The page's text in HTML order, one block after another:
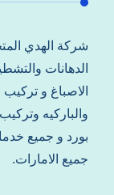
شركة الهدي
الدهانات
الاصباغ و
والباركيه
بورد و جميع
جميع الامارات.